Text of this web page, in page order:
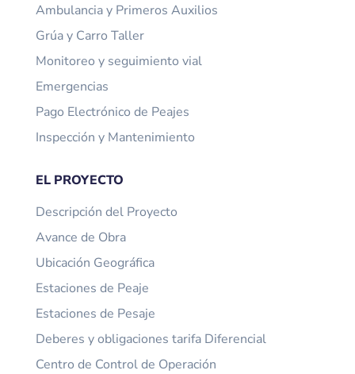
Ambulancia y Primeros Auxilios
Grúa y Carro Taller
Monitoreo y seguimiento vial
Emergencias
Pago Electrónico de Peajes
Inspección y Mantenimiento
EL PROYECTO
Descripción del Proyecto
Avance de Obra
Ubicación Geográfica
Estaciones de Peaje
Estaciones de Pesaje
Deberes y obligaciones tarifa Diferencial
Centro de Control de Operación